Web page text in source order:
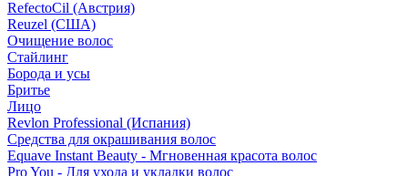
RefectoCil (Австрия)
Reuzel (США)
Очищение волос
Стайлинг
Борода и усы
Бритье
Лицо
Revlon Professional (Испания)
Средства для окрашивания волос
Equave Instant Beauty - Мгновенная красота волос
Pro You - Для ухода и укладки волос